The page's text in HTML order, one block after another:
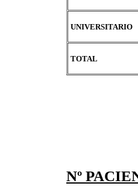
UNIVERSITARIO
TOTAL
Nº